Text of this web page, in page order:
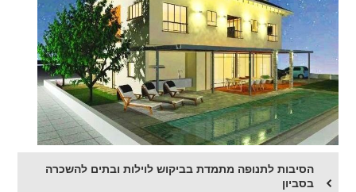
הסיבות לתנופה מתמדת בביקוש לוילות ובתים להשכרה
בסביון